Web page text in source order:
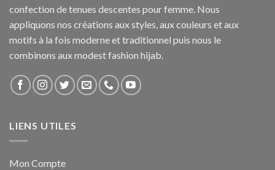
confection de tenues descentes pour femme. Nous
appliquons nos créations aux styles, aux couleurs et aux
motifs à la fois moderne et traditionnel puis nous le
combinons aux modest fashion hijab.
LIENS UTILES
Mon Compte